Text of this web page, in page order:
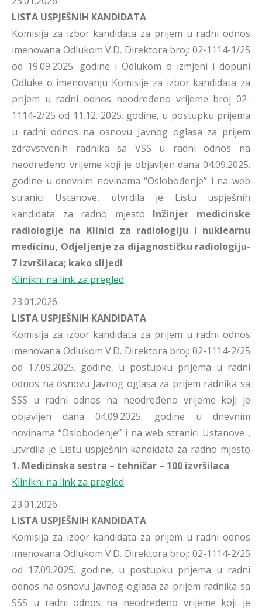
LISTA USPJEŠNIH KANDIDATA
Komisija za izbor kandidata za prijem u radni odnos
imenovana Odlukom V.D. Direktora broj: 02-1114-1/25
od 19.09.2025. godine i Odlukom o izmjeni i dopuni
Odluke o imenovanju Komisije za izbor kandidata za
prijem u radni odnos neodređeno vrijeme broj 02-
1114-2/25 od 11.12. 2025. godine, u postupku prijema
u radni odnos na osnovu Javnog oglasa za prijem
zdravstvenih radnika sa VSS u radni odnos na
neodređeno vrijeme koji je objavljen dana 04.09.2025.
godine u dnevnim novinama “Oslobođenje” i na web
stranici Ustanove, utvrdila je Listu uspješnih
kandidata za radno mjesto Inžinjer medicinske
radiologije na Klinici za radiologiju i nuklearnu
medicinu, Odjeljenje za dijagnostičku radiologiju-
7 izvršilaca; kako slijedi
Klinikni na link za pregled
23.01.2026.
LISTA USPJEŠNIH KANDIDATA
Komisija za izbor kandidata za prijem u radni odnos
imenovana Odlukom V.D. Direktora broj: 02-1114-2/25
od 17.09.2025. godine, u postupku prijema u radni
odnos na osnovu Javnog oglasa za prijem radnika sa
SSS u radni odnos na neodređeno vrijeme koji je
objavljen dana 04.09.2025. godine u dnevnim
novinama “Oslobođenje” i na web stranici Ustanove ,
utvrdila je Listu uspješnih kandidata za radno mjesto
1. Medicinska sestra – tehničar – 100 izvršilaca
Klinikni na link za pregled
23.01.2026.
LISTA USPJEŠNIH KANDIDATA
Komisija za izbor kandidata za prijem u radni odnos
imenovana Odlukom V.D. Direktora broj: 02-1114-2/25
od 17.09.2025. godine, u postupku prijema u radni
odnos na osnovu Javnog oglasa za prijem radnika sa
SSS u radni odnos na neodređeno vrijeme koji je